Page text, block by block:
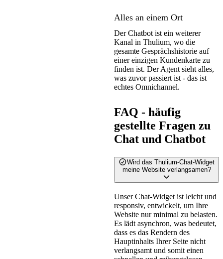
Alles an einem Ort
Der Chatbot ist ein weiterer
Kanal in Thulium, wo die
gesamte Gesprächshistorie auf
einer einzigen Kundenkarte zu
finden ist. Der Agent sieht alles,
was zuvor passiert ist - das ist
echtes Omnichannel.
FAQ - häufig
gestellte Fragen zu
Chat und Chatbot
Wird das Thulium-Chat-Widget
meine Website verlangsamen?
Unser Chat-Widget ist leicht und
responsiv, entwickelt, um Ihre
Website nur minimal zu belasten.
Es lädt asynchron, was bedeutet,
dass es das Rendern des
Hauptinhalts Ihrer Seite nicht
verlangsamt und somit einen